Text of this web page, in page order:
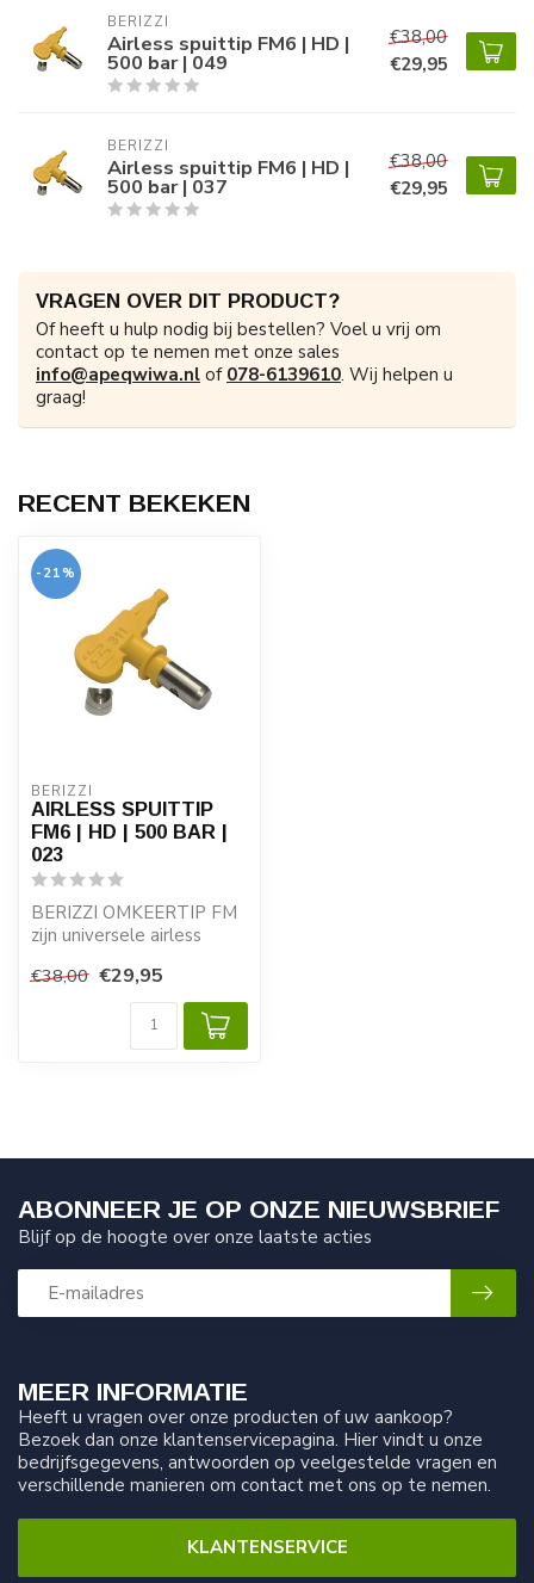
BERIZZI
Airless spuittip FM6 | HD |
500 bar | 049
€38,00
€29,95
BERIZZI
Airless spuittip FM6 | HD |
500 bar | 037
€38,00
€29,95
VRAGEN OVER DIT PRODUCT?
Of heeft u hulp nodig bij bestellen? Voel u vrij om
contact op te nemen met onze sales
info@apeqwiwa.nl of 078-6139610. Wij helpen u
graag!
RECENT BEKEKEN
-21%
BERIZZI
AIRLESS SPUITTIP
FM6 | HD | 500 BAR |
023
BERIZZI OMKEERTIP FM
zijn universele airless
kwaliteit v...
€38,00 €29,95
MEER INFORMATIE
Heeft u vragen over onze producten of uw aankoop?
Bezoek dan onze klantenservicepagina. Hier vindt u onze
bedrijfsgegevens, antwoorden op veelgestelde vragen en
verschillende manieren om contact met ons op te nemen.
KLANTENSERVICE
ABONNEER JE OP ONZE NIEUWSBRIEF
Blijf op de hoogte over onze laatste acties